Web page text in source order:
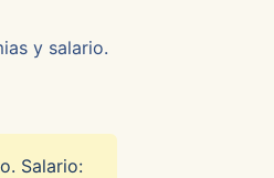
y salario.
Salario: